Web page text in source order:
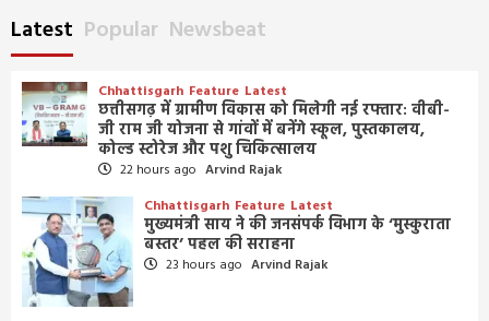
Latest Popular Newsbeat
Chhattisgarh Feature Latest
छत्तीसगढ़ में ग्रामीण विकास को मिलेगी नई रफ्तार: वीबी-
जी राम जी योजना से गांवों में बनेंगे स्कूल, पुस्तकालय,
कोल्ड स्टोरेज और पशु चिकित्सालय
22 hours ago Arvind Rajak
Chhattisgarh Feature Latest
मुख्यमंत्री साय ने की जनसंपर्क विभाग के ‘मुस्कुराता
बस्तर’ पहल की सराहना
23 hours ago Arvind Rajak